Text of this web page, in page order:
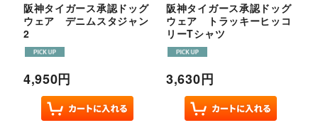
阪神タイガース承認ドッグ
ウェア デニムスタジャン
2
4,950円
阪神タイガース承認ドッグ
ウェア トラッキーヒッコ
リーTシャツ
3,630円